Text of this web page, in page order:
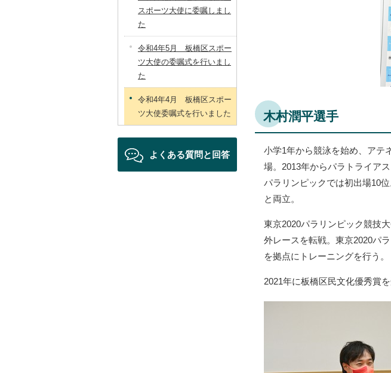
木村潤平選手
小学1年から競泳を始め、アテ
場。2013年からパラトライア
パラリンピックでは初出場10
と両立。
東京2020パラリンピック競技
外レースを転戦。東京2020パ
を拠点にトレーニングを行う。
2021年に板橋区民文化優秀賞を
スポーツ大使に委嘱しまし
た
令和4年5月 板橋区スポー
ツ大使の委嘱式を行いまし
た
令和4年4月 板橋区スポー
ツ大使委嘱式を行いました
よくある質問と回答